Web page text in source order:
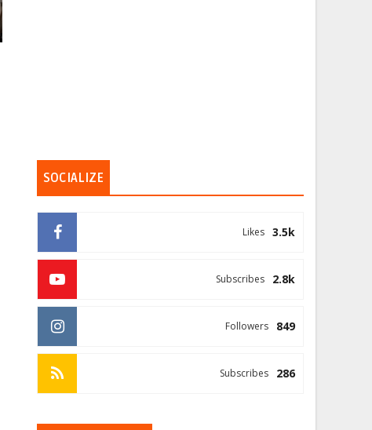
SOCIALIZE
3.5k
Likes
2.8k
Subscribes
849
Followers
286
Subscribes